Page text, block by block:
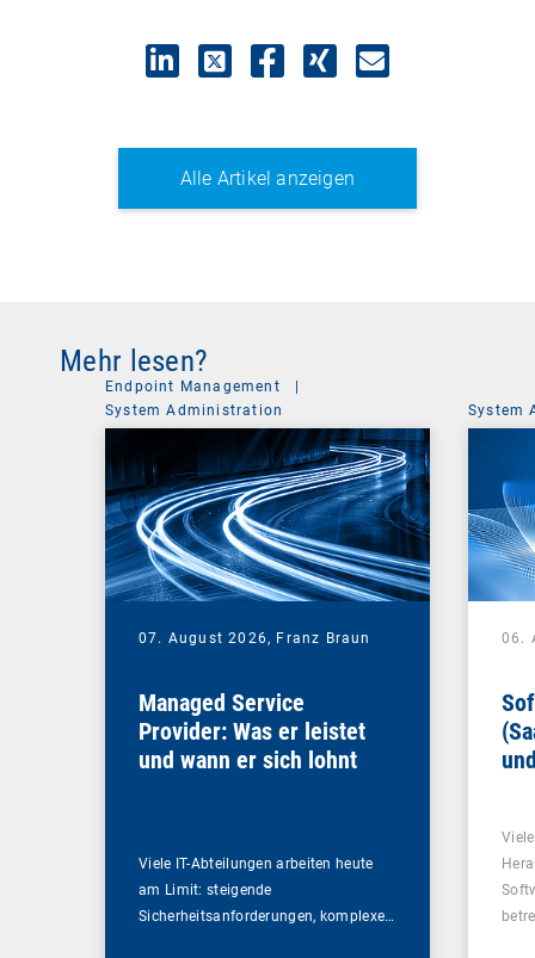
Alle Artikel anzeigen
Mehr lesen?
Endpoint Management
System Administration
07. August 2026, Franz Braun
Managed Service
Provider: Was er leistet
und wann er sich lohnt
Viele IT-Abteilungen arbeiten heute
am Limit: steigende
Sicherheitsanforderungen, komplexe…
System
06.